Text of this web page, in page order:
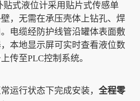
贴式液位计采用贴片式传感单
，无需在承压壳体上钻孔、焊
电缆经防护线管沿罐体表面敷
本地显示屏可实时查看液位数
传至PLC控制系统。
运行状态下完成安装，全程零